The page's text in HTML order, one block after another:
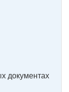
документах